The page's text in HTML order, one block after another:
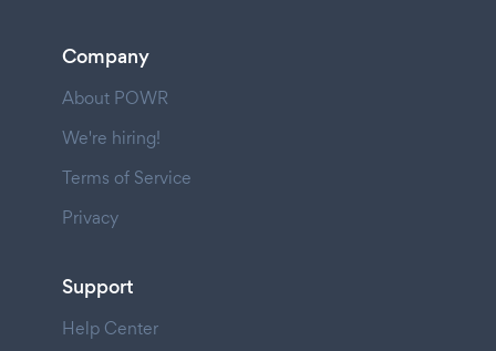
Company
About POWR
We're hiring!
Terms of Service
Privacy
Support
Help Center